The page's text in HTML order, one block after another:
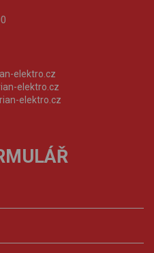
elektro.cz
elektro.cz
elektro.cz